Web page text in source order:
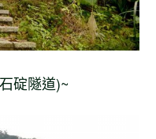
石碇隧道)~